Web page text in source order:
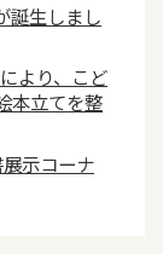
誕生しまし
より、こど
本立てを整
示コーナ